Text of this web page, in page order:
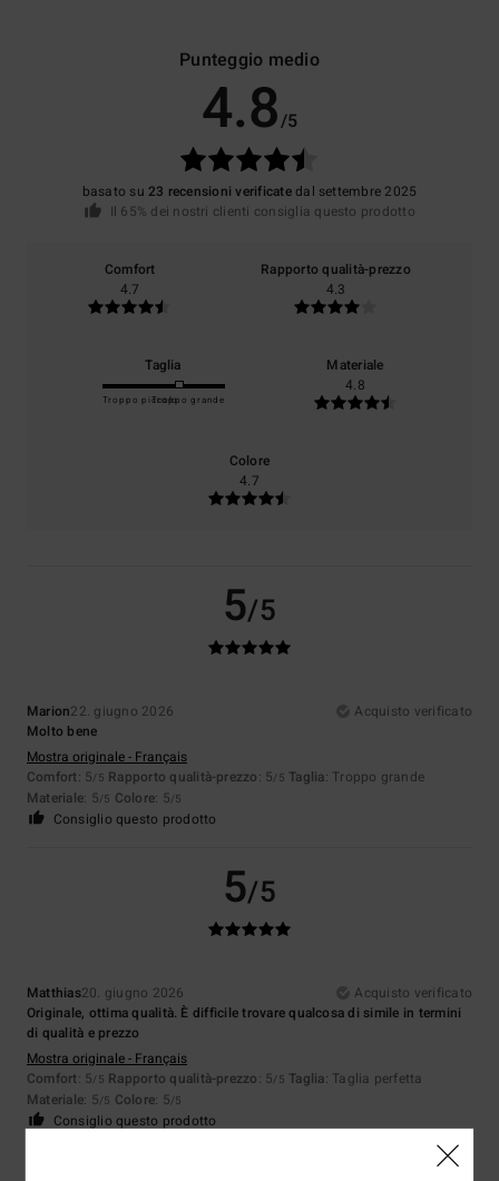
Punteggio medio
4.8/5
basato su23 recensioni verificatedal settembre 2025
Il 65% dei nostri clienti consiglia questo prodotto
Comfort
4.7
Rapporto qualità-prezzo
4.3
Taglia
Troppo piccoloTroppo grande
Materiale
4.8
Colore
4.7
5/5
Marion22. giugno 2026
Acquisto verificato
Molto bene
Mostra originale - Français
Comfort: 5/5 Rapporto qualità-prezzo: 5/5 Taglia: Troppo grande
Materiale: 5/5 Colore: 5/5
Consiglio questo prodotto
5/5
Matthias20. giugno 2026
Acquisto verificato
Originale, ottima qualità. È difficile trovare qualcosa di simile in termini
di qualità e prezzo
Mostra originale - Français
Comfort: 5/5 Rapporto qualità-prezzo: 5/5 Taglia: Taglia perfetta
Materiale: 5/5 Colore: 5/5
Consiglio questo prodotto